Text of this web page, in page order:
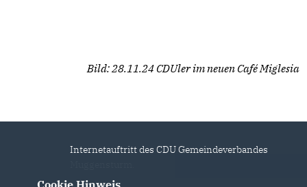
Bild: 28.11.24 CDUler im neuen Café Miglesia
Internetauftritt des CDU Gemeindeverbandes
Cookie Hinweis